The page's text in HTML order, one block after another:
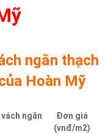
ngăn thạch
Hoàn Mỹ
ngăn
Đơn giá
(vnđ/m2)